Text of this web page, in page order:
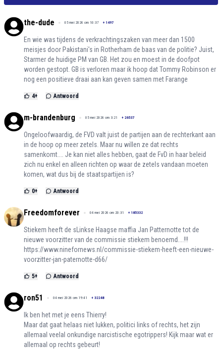
the-dude 05 mei 2026 om 10:37 + 1497
En wie was tijdens de verkrachtingszaken van meer dan 1500
meisjes door Pakistani's in Rotherham de baas van de politie? Juist,
Starmer de huidige PM van GB. Het zou en moest in de doofpot
worden gestopt. GB is verloren maar ik hoop dat Tommy Robinson er
nog een positieve draai aan kan geven samen met Farange
4+ Antwoord
m-brandenburg 05 mei 2026 om 3:21 + 26537
Ongeloofwaardig, de FVD valt juist de partijen aan de rechterkant aan
in de hoop op meer zetels. Maar nu willen ze dat rechts
samenkomt.... Je kan niet alles hebben, gaat de FvD in haar beleid
zich nu enkel en alleen richten op waar de zetels vandaan moeten
komen, wat dus bij de staatspartijen is?
0+ Antwoord
Freedomforever 04 mei 2026 om 20:31 + 185332
Stiekem heeft de sLinkse Haagse maffia Jan Patternotte tot de
nieuwe voorzitter van de commissie stiekem benoemd....!!!
https://www.ninefornews.nl/commissie-stiekem-heeft-een-nieuwe-
voorzitter-jan-paternotte-d66/
5+ Antwoord
ron51 04 mei 2026 om 19:41 + 32248
Ik ben het met je eens Thierry!
Maar dat gaat helaas niet lukken, politici links of rechts, het zijn
allemaal veelal onkundige narcistische egotrippers! Kijk maar wat er
allemaal op rechts gebeurt!